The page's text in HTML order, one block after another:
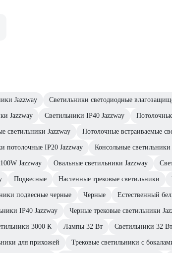
Jazzway Светильники светодиодные
Jazzway Светильники IP40 Jazzway
светильники Jazzway Потолочные встраиваемые
потолочные IP20 Jazzway Консольные светильники
Jazzway Овальные светильники Jazzway
Подвесные Настенные трековые светильники
подвесные черные Черные Естественный
IP40 Jazzway Черные трековые светильники
3000 К Лампы 32 Вт Светильники 32 Вт
для прихожей Трековые светильники с